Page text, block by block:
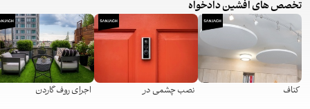
تخصص های افشین دادخواه
کناف نصب چشمی در اجرای روف گاردن